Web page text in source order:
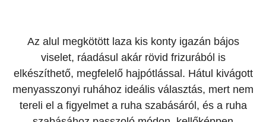
Az alul megkötött laza kis konty igazán bájos
viselet, ráadásul akár rövid frizurából is
elkészíthető, megfelelő hajpótlással. Hátul kivágott
menyasszonyi ruhához ideális választás, mert nem
tereli el a figyelmet a ruha szabásáról, és a ruha